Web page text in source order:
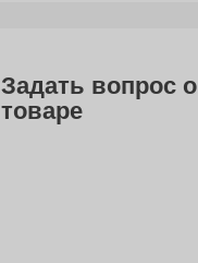
Задать вопрос о
товаре